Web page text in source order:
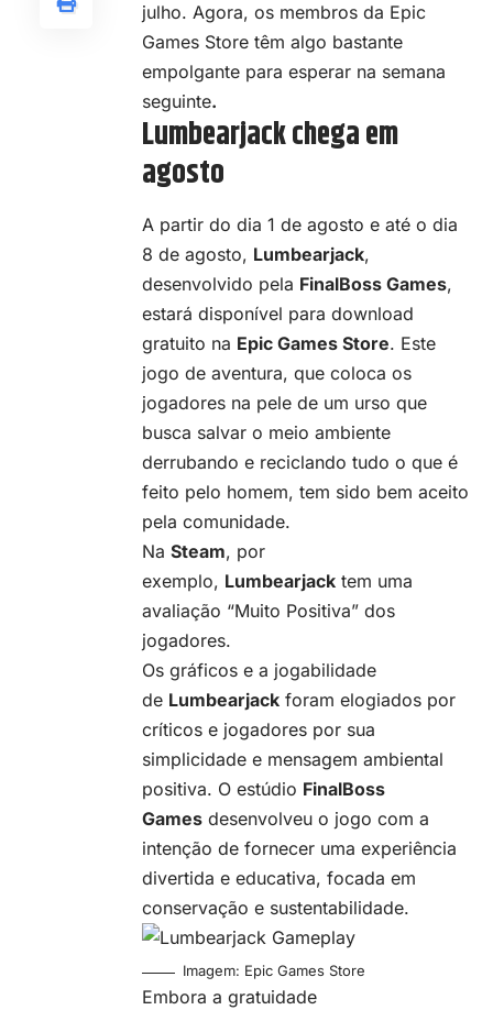
julho. Agora, os membros da Epic
Games Store têm algo bastante
empolgante para esperar na semana
seguinte.
Lumbearjack chega em
agosto
A partir do dia 1 de agosto e até o dia
8 de agosto, Lumbearjack,
desenvolvido pela FinalBoss Games,
estará disponível para download
gratuito na Epic Games Store. Este
jogo de aventura, que coloca os
jogadores na pele de um urso que
busca salvar o meio ambiente
derrubando e reciclando tudo o que é
feito pelo homem, tem sido bem aceito
pela comunidade.
Na Steam, por
exemplo, Lumbearjack tem uma
avaliação “Muito Positiva” dos
jogadores.
Os gráficos e a jogabilidade
de Lumbearjack foram elogiados por
críticos e jogadores por sua
simplicidade e mensagem ambiental
positiva. O estúdio FinalBoss
Games desenvolveu o jogo com a
intenção de fornecer uma experiência
divertida e educativa, focada em
conservação e sustentabilidade.
Imagem: Epic Games Store
Embora a gratuidade